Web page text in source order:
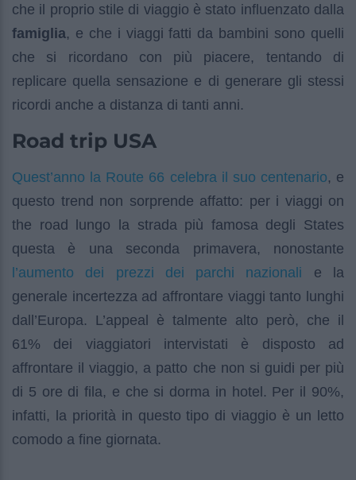
che il proprio stile di viaggio è stato influenzato dalla
famiglia, e che i viaggi fatti da bambini sono quelli
che si ricordano con più piacere, tentando di
replicare quella sensazione e di generare gli stessi
ricordi anche a distanza di tanti anni.
Road trip USA
Quest’anno la Route 66 celebra il suo centenario, e
questo trend non sorprende affatto: per i viaggi on
the road lungo la strada più famosa degli States
questa è una seconda primavera, nonostante
l’aumento dei prezzi dei parchi nazionali e la
generale incertezza ad affrontare viaggi tanto lunghi
dall’Europa. L’appeal è talmente alto però, che il
61% dei viaggiatori intervistati è disposto ad
affrontare il viaggio, a patto che non si guidi per più
di 5 ore di fila, e che si dorma in hotel. Per il 90%,
infatti, la priorità in questo tipo di viaggio è un letto
comodo a fine giornata.